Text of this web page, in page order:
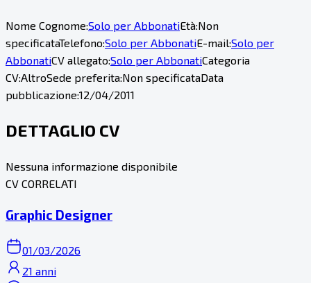
Nome Cognome:Solo per AbbonatiEtà:Non
specificataTelefono:Solo per AbbonatiE-mail:Solo per
AbbonatiCV allegato:Solo per AbbonatiCategoria
CV:AltroSede preferita:Non specificataData
pubblicazione:12/04/2011
DETTAGLIO CV
Nessuna informazione disponibile
CV CORRELATI
Graphic Designer
01/03/2026
21 anni